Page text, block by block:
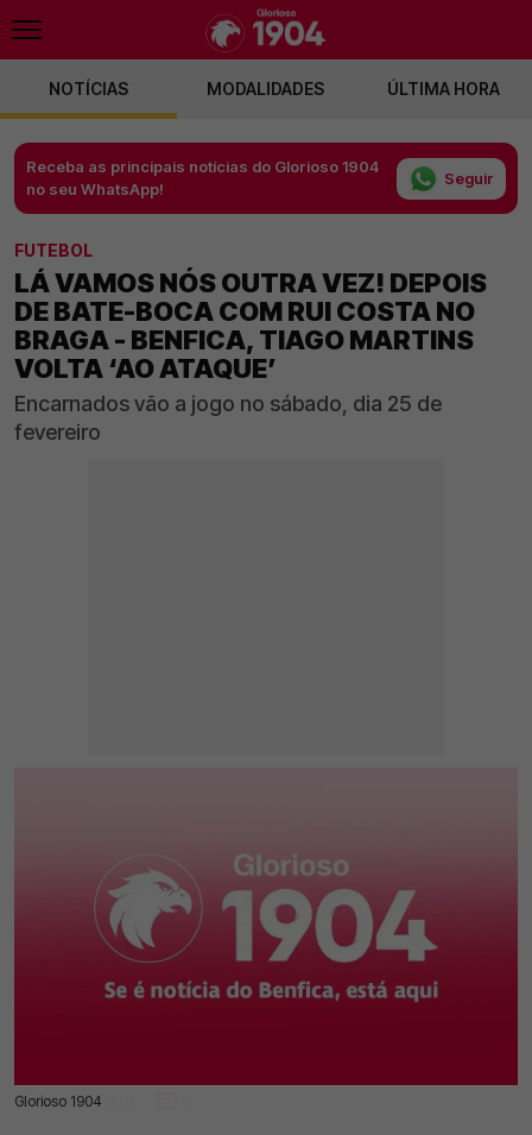
NOTÍCIAS MODALIDADES ÚLTIMA HORA
Receba as principais notícias do Glorioso 1904
no seu WhatsApp!
Seguir
FUTEBOL
LÁ VAMOS NÓS OUTRA VEZ! DEPOIS
DE BATE-BOCA COM RUI COSTA NO
BRAGA - BENFICA, TIAGO MARTINS
VOLTA ‘AO ATAQUE’
Encarnados vão a jogo no sábado, dia 25 de
fevereiro
Glorioso 1904
23 Fev 2023 | 15:04 |